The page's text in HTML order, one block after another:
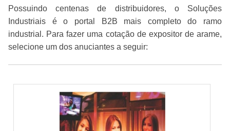
Possuindo centenas de distribuidores, o Soluções
Industriais é o portal B2B mais completo do ramo
industrial. Para fazer uma cotação de expositor de arame,
selecione um dos anuciantes a seguir: